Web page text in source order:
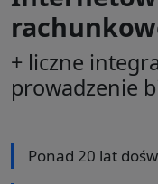
+ liczne
prowadzenie
Ponad 20 lat